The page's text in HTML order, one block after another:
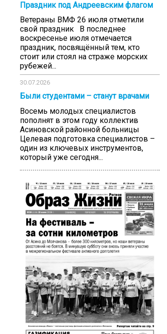
Праздник под Андреевским флагом
Ветераны ВМФ 26 июля отметили
свой праздник В последнее
воскресенье июля отмечается
праздник, посвящённый тем, кто
стоит или стоял на страже морских
рубежей...
30.07.2026
Были студентами – станут врачами
Восемь молодых специалистов
пополнят в этом году коллектив
Асиновской районной больницы
Целевая подготовка специалистов –
один из ключевых инструментов,
который уже сегодня...